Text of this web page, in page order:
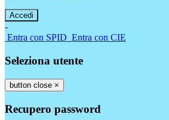
-
Entra con SPID Entra con CIE
Seleziona utente
button close ×
Recupero password